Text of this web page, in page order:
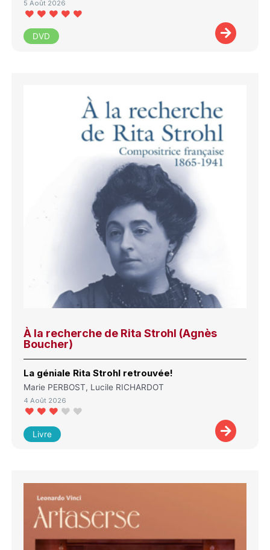
5 Août 2026
DVD
À la recherche de Rita Strohl (Agnès
Boucher)
La géniale Rita Strohl retrouvée!
Marie PERBOST, Lucile RICHARDOT
4 Août 2026
Livre